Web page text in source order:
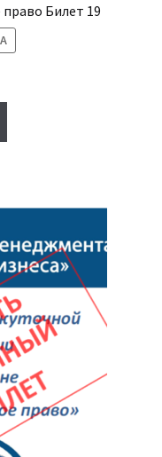
Билет 19